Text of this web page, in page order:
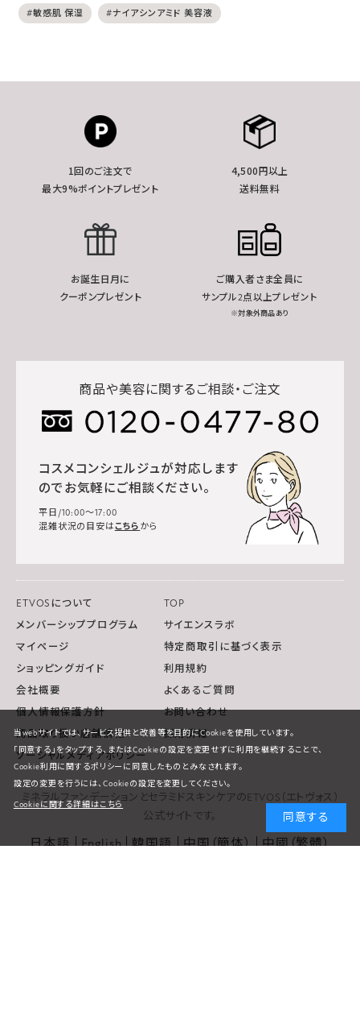
#敏感肌 保湿 #ナイアシンアミド 美容液
1回のご注文で
最大9%ポイントプレゼント
4,500円以上
送料無料
お誕生日月に
クーポンプレゼント
ご購入者さま全員に
サンプル2点以上プレゼント
※対象外商品あり
商品や美容に関するご相談・ご注文
コスメコンシェルジュが対応します
のでお気軽にご相談ください。
平日/10:00～17:00
混雑状況の目安はこちら から
ETVOSについて
TOP
メンバーシッププログラム
サイエンスラボ
マイページ
特定商取引に基づく表示
ショッピングガイド
利用規約
会社概要
よくあるご質問
個人情報保護方針
お問い合わせ
商品取り扱い店舗情報
採用情報
ソーシャルメディアポリシー
ミネラルファンデーションとセラミドスキンケアのETVOS（エトヴォス）
公式サイトです。
日本語 English 韓国語 中国（簡体） 中國（繁體）
当webサイトでは、サービス提供と改善等を目的にCookieを使用しています。
「同意する」をタップする、またはCookieの設定を変更せずに利用を継続することで、
Cookie利用に関するポリシーに同意したものとみなされます。
設定の変更を行うには、Cookieの設定を変更してください。
Cookieに関する詳細はこちら
同意する